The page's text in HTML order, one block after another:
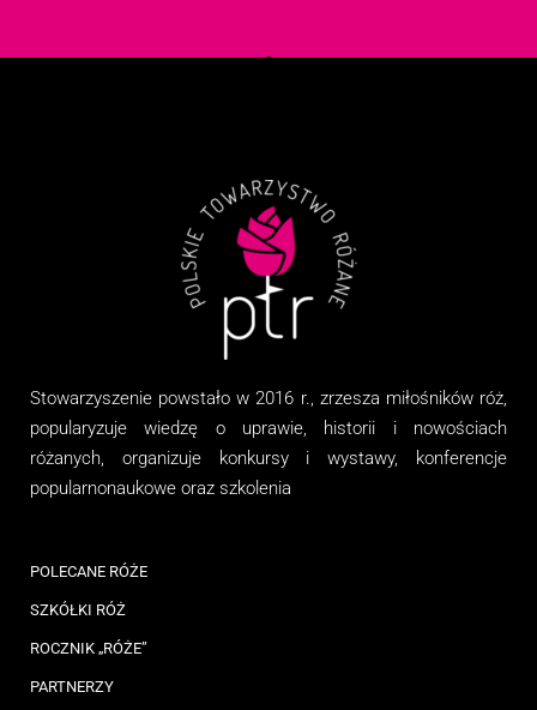
Stowarzyszenie powstało w 2016 r., zrzesza miłośników róż,
popularyzuje wiedzę o uprawie, historii i nowościach
różanych, organizujekonkursy i wystawy, konferencje
popularnonaukowe oraz szkolenia
POLECANE RÓŻE
SZKÓŁKI RÓŻ
ROCZNIK „RÓŻE”
PARTNERZY